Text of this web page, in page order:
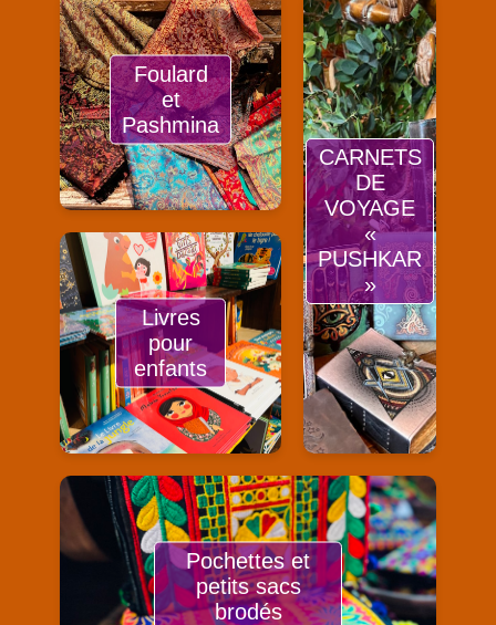
Foulard
et
Pashmina
CARNETS
DE
VOYAGE
«
PUSHKAR
»
Livres
pour
enfants
Pochettes et
petits sacs
brodés